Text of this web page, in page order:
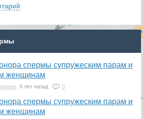
спермы супружеским парам и
женщинам
6 лет назад 0
спермы супружеским парам и
женщинам